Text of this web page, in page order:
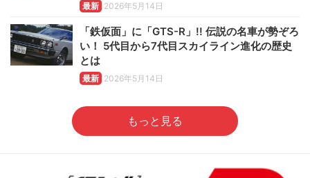
最新 2026年5月14日
「鉄仮面」に「GTS-R」!! 伝説の名車が勢ぞろ
い！ 5代目から7代目スカイライン進化の歴史
とは
最新 2026年5月14日
もっと見る